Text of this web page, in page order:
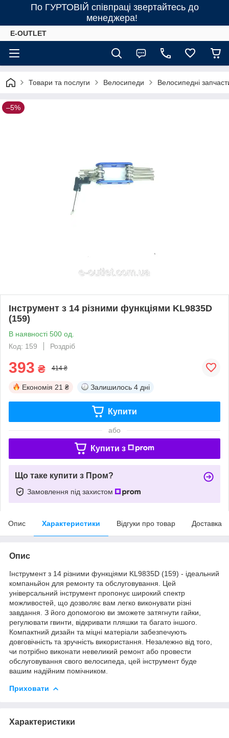
По ГУРТОВІЙ співпраці звертайтесь до
менеджера!
E-OUTLET
Товари та послуги Велосипеди Велосипедні
–5%
Інструмент з 14 різними функціями KL9835D
(159)
В наявності 500 од.
Код: 159
Роздріб
393 ₴ 414 ₴
Економія 21 ₴ Залишилось 4 дні
Купити
або
Купити з
Що таке купити з Пром?
Замовлення під захистом
Опис Характеристики Відгуки про товар Доставка
Опис
Інструмент з 14 різними функціями KL9835D (159) - ідеальний
компаньйон для ремонту та обслуговування. Цей
універсальний інструмент пропонує широкий спектр
можливостей, що дозволяє вам легко виконувати різні
завдання. З його допомогою ви зможете затягнути гайки,
регулювати гвинти, відкривати пляшки та багато іншого.
Компактний дизайн та міцні матеріали забезпечують
довговічність та зручність використання. Незалежно від того,
чи потрібно виконати невеликий ремонт або провести
обслуговування свого велосипеда, цей інструмент буде
вашим надійним помічником.
Приховати
Характеристики